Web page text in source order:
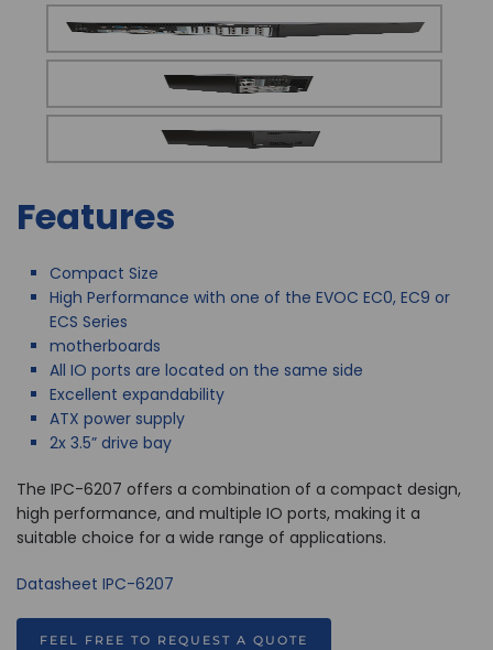
Features
Compact Size
High Performance with one of the EVOC EC0, EC9 or
ECS Series
motherboards
All IO ports are located on the same side
Excellent expandability
ATX power supply
2x 3.5” drive bay
The IPC-6207 offers a combination of a compact design,
high performance, and multiple IO ports, making it a
suitable choice for a wide range of applications.
Datasheet IPC-6207
FEEL FREE TO REQUEST A QUOTE